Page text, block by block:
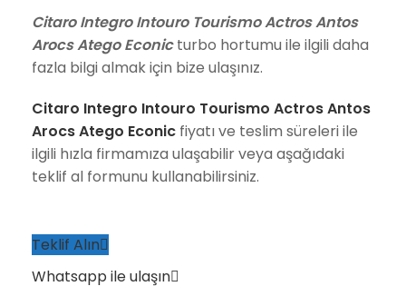
Citaro Integro Intouro Tourismo Actros Antos
Arocs Atego Econicturbo hortumu ile ilgili daha
fazla bilgi almak için bize ulaşınız.
Citaro Integro Intouro Tourismo Actros Antos
Arocs Atego Econic fiyatı ve teslim süreleri ile
ilgili hızla firmamıza ulaşabilir veya aşağıdaki
teklif al formunu kullanabilirsiniz.
Teklif Alın
Whatsapp ile ulaşın